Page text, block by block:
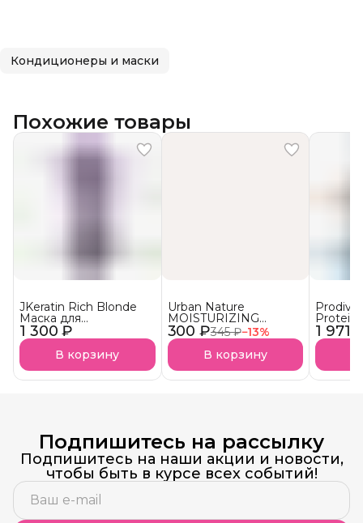
Кондиционеры и маски
Похожие товары
1 300 ₽
JKeratin Rich Blonde
Маска для
осветленных волос
Уход & нейтрализация
желтизны СКОРО В
НАЛИЧИИ!
В корзину
300 ₽345 ₽−13%
Urban Nature
MOISTURIZING
Кондиционер
Увлажняющий АКЦИЯ!
В корзину
1 971
Protein
Подпишитесь на рассылку
Подпишитесь на наши акции и новости,
чтобы быть в курсе всех событий!